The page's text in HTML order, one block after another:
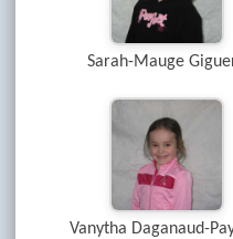
Sarah-Mauge
Vanytha Daganaud-